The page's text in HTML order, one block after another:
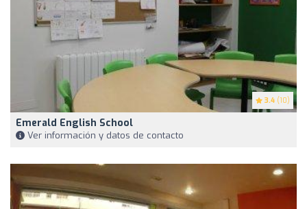
3.4 (10)
Emerald English School
Ver información y datos de contacto